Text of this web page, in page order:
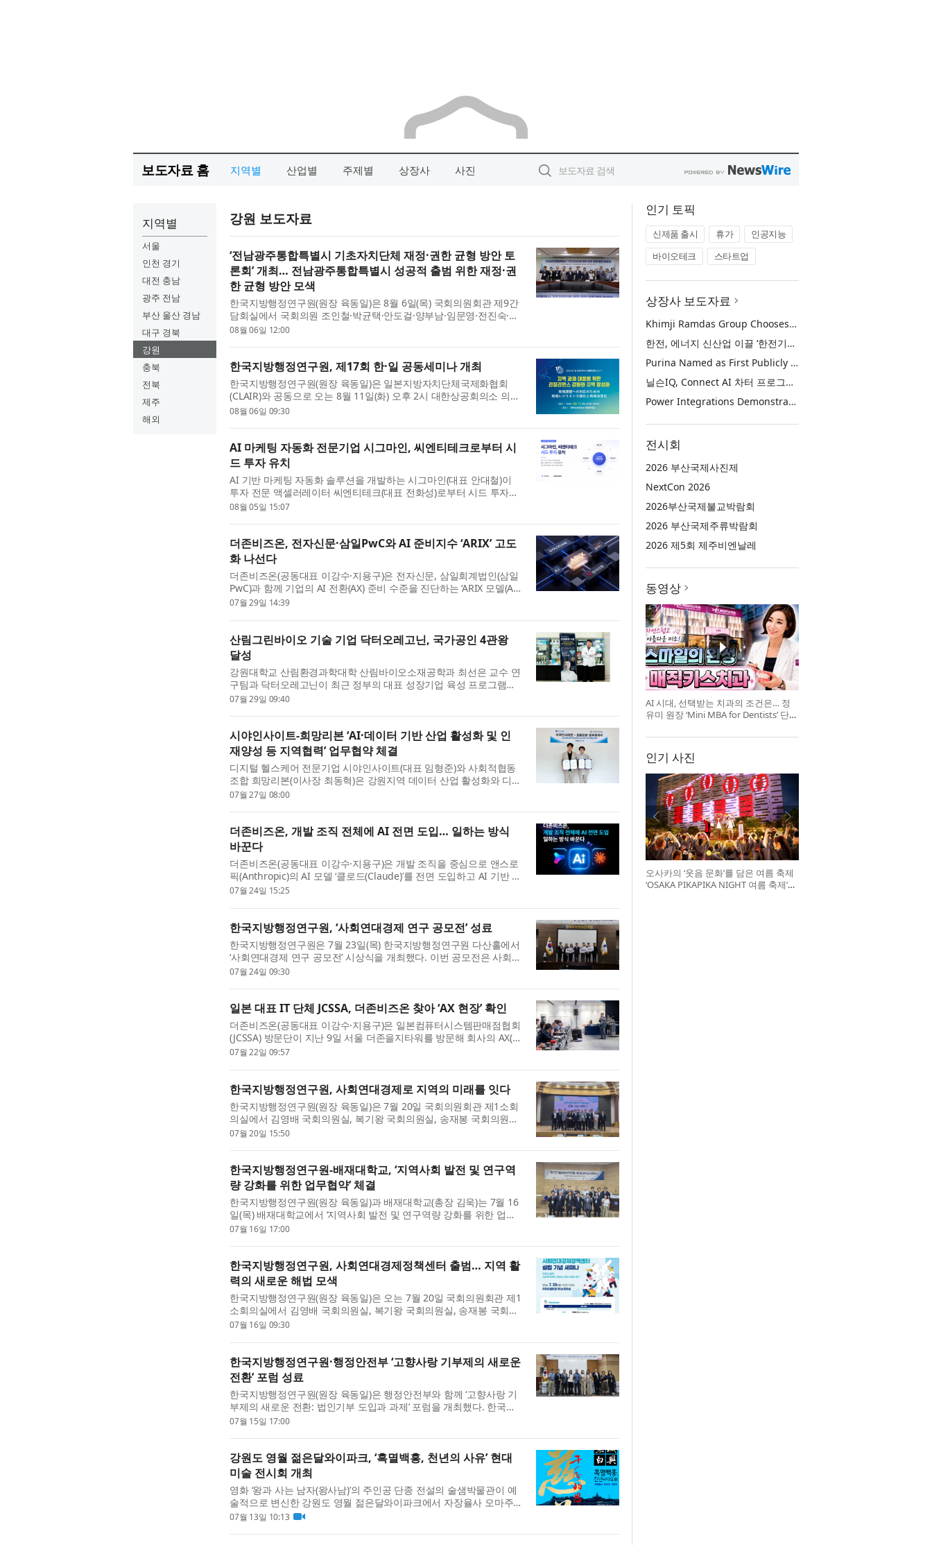
보도자료 홈 지역별 산업별 주제별 상장사 사진
지역별
서울
인천 경기
대전 충남
광주 전남
부산 울산 경남
대구 경북
강원
충북
전북
제주
해외
강원 보도자료
‘전남광주통합특별시 기초자치단체 재정·권한 균형 방안 토
론회’ 개최… 전남광주통합특별시 성공적 출범 위한 재정·권
한 균형 방안 모색
한국지방행정연구원(원장 육동일)은 8월 6일(목) 국회의원회관 제9간
담회실에서 국회의원 조인철·박균택·안도걸·양부남·임문영·전진숙·정
준호·정진욱, 대한민국시장군수구청장협의회와 ‘전남광주통합특별시
08월 06일 12:00
한국지방행정연구원, 제17회 한·일 공동세미나 개최
한국지방행정연구원(원장 육동일)은 일본지방자치단체국제화협회
(CLAIR)와 공동으로 오는 8월 11일(화) 오후 2시 대한상공회의소 의원
회의실에서 ‘제17회 한·일 공동세미나’를 개최한다. 이번 세미나는 ‘지
08월 06일 09:30
AI 마케팅 자동화 전문기업 시그마인, 씨엔티테크로부터 시
드 투자 유치
AI 기반 마케팅 자동화 솔루션을 개발하는 시그마인(대표 안대철)이
투자 전문 액셀러레이터 씨엔티테크(대표 전화성)로부터 시드 투자를
유치했다고 5일 밝혔다. 투자금액은 비공개다. 시그마인은 이번 투자
08월 05일 15:07
더존비즈온, 전자신문·삼일PwC와 AI 준비지수 ‘ARIX’ 고도
화 나선다
더존비즈온(공동대표 이강수·지용구)은 전자신문, 삼일회계법인(삼일
PwC)과 함께 기업의 AI 전환(AX) 준비 수준을 진단하는 ‘ARIX 모델(AI
Readiness Index, AI 준비지수)’ 고도화에 나선다고 29일 밝혔다.
07월 29일 14:39
산림그린바이오 기술 기업 닥터오레고닌, 국가공인 4관왕
달성
강원대학교 산림환경과학대학 산림바이오소재공학과 최선은 교수 연
구팀과 닥터오레고닌이 최근 정부의 대표 성장기업 육성 프로그램인
‘혁신 프리미어 1000’ 기업으로 선정된 데 이어 농림축산식품부 농림
07월 29일 09:40
시야인사이트-희망리본 ‘AI·데이터 기반 산업 활성화 및 인
재양성 등 지역협력’ 업무협약 체결
디지털 헬스케어 전문기업 시야인사이트(대표 임형준)와 사회적협동
조합 희망리본(이사장 최동혁)은 강원지역 데이터 산업 활성화와 디지
털 융합 전문인력 양성, 데이터 기반 사회공헌 활동 확대를 위해 업무
07월 27일 08:00
더존비즈온, 개발 조직 전체에 AI 전면 도입… 일하는 방식
바꾼다
더존비즈온(공동대표 이강수·지용구)은 개발 조직을 중심으로 앤스로
픽(Anthropic)의 AI 모델 ‘클로드(Claude)’를 전면 도입하고 AI 기반 업
무 환경 전환에 본격 나섰다고 24일 밝혔다. 이번 도입 대상은 개발,
07월 24일 15:25
한국지방행정연구원, ‘사회연대경제 연구 공모전’ 성료
한국지방행정연구원은 7월 23일(목) 한국지방행정연구원 다산홀에서
‘사회연대경제 연구 공모전’ 시상식을 개최했다. 이번 공모전은 사회연
대경제 분야의 창의적인 연구와 정책 아이디어를 발굴하고, 지역사회
07월 24일 09:30
일본 대표 IT 단체 JCSSA, 더존비즈온 찾아 ‘AX 현장’ 확인
더존비즈온(공동대표 이강수·지용구)은 일본컴퓨터시스템판매점협회
(JCSSA) 방문단이 지난 9일 서울 더존을지타워를 방문해 회사의 AX(AI
전환) 전략과 주요 솔루션을 참관하고 IT 산업 협력 방안을 논의했다
07월 22일 09:57
한국지방행정연구원, 사회연대경제로 지역의 미래를 잇다
한국지방행정연구원(원장 육동일)은 7월 20일 국회의원회관 제1소회
의실에서 김영배 국회의원실, 복기왕 국회의원실, 송재봉 국회의원실,
최혁진 국회의원실과 공동으로 ‘2026년 제2차 지방자치 혁신포럼 : 사
07월 20일 15:50
한국지방행정연구원-배재대학교, ‘지역사회 발전 및 연구역
량 강화를 위한 업무협약’ 체결
한국지방행정연구원(원장 육동일)과 배재대학교(총장 김욱)는 7월 16
일(목) 배재대학교에서 ‘지역사회 발전 및 연구역량 강화를 위한 업무
협약’을 체결한 후 ‘민선 9기 대전의 미래 발전전략 모색’ 세미나를 개
07월 16일 17:00
한국지방행정연구원, 사회연대경제정책센터 출범… 지역 활
력의 새로운 해법 모색
한국지방행정연구원(원장 육동일)은 오는 7월 20일 국회의원회관 제1
소회의실에서 김영배 국회의원실, 복기왕 국회의원실, 송재봉 국회의
원실, 최혁진 국회의원실과 공동으로 ‘2026년 제2차 지방자치 혁신포
07월 16일 09:30
한국지방행정연구원·행정안전부 ‘고향사랑 기부제의 새로운
전환’ 포럼 성료
한국지방행정연구원(원장 육동일)은 행정안전부와 함께 ‘고향사랑 기
부제의 새로운 전환: 법인기부 도입과 과제’ 포럼을 개최했다. 한국지
방행정연구원은 고향사랑 기부제가 본격적으로 시행되기 이전부터
07월 15일 17:00
강원도 영월 젊은달와이파크, ‘흑멸백흥, 천년의 사유’ 현대
미술 전시회 개최
영화 ‘왕과 사는 남자(왕사남)’의 주인공 단종 전설의 술샘박물관이 예
술적으로 변신한 강원도 영월 젊은달와이파크에서 자장율사 오마주
현대미술전 ‘흑멸백흥(黑滅白興), 천년의 사유’ 전시회를 개최한다. 여
07월 13일 10:13
인기 토픽
신제품 출시 휴가
인공지능
바이오테크
스타트업
상장사 보도자료
Khimji Ramdas Group Chooses Rimini Street to Reduce SAP Support Costs, Protect 700+ Customizations and Reinvest Savings in Innovation
한전, 에너지 신산업 이끌 ‘한전기술지주’ 공식 출범
Purina Named as First Publicly Announced NIQ ConnectAI Charter Client
닐슨IQ, Connect AI 차터 프로그램 최초 고객사 ‘퓨리나’ 선정
Power Integrations Demonstrates World’s First 2200 V GaN Technology for Next-Era High-Voltage Power Systems
전시회
2026 부산국제사진제
NextCon 2026
2026부산국제불교박람회
2026 부산국제주류박람회
2026 제5회 제주비엔날레
동영상
AI 시대, 선택받는 치과의 조건은… 정
유미 원장 ‘Mini MBA for Dentists’ 단독
인기 사진
오사카의 ‘웃음 문화’를 담은 여름 축제
‘OSAKA PIKAPIKA NIGHT 여름 축제’